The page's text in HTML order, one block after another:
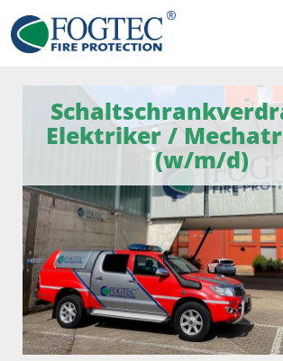
Elektriker /
(w/m/d)